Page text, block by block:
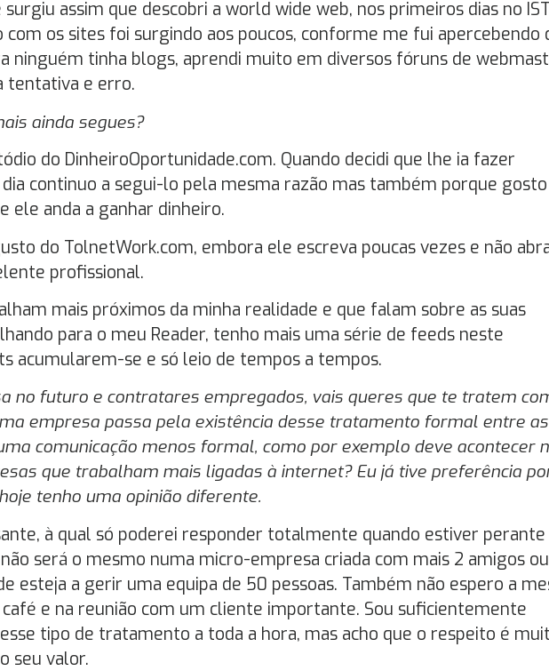
assim que descobri a world wide web, nos primeiros dias no
com os sites foi surgindo aos poucos, conforme me fui apercebendo
ninguém tinha blogs, aprendi muito em diversos fóruns de
tentativa e erro.
ainda segues?
do DinheiroOportunidade.com. Quando decidi que lhe ia fazer
continuo a segui-lo pela mesma razão mas também porque
ele anda a ganhar dinheiro.
do TolnetWork.com, embora ele escreva poucas vezes e não
profissional.
mais próximos da minha realidade e que falam sobre as suas
para o meu Reader, tenho mais uma série de feeds neste
acumularem-se e só leio de tempos a tempos.
no futuro e contratares empregados, vais queres que te tratem
empresa passa pela existência desse tratamento formal entre as
comunicação menos formal, como por exemplo deve acontecer
que trabalham mais ligadas à internet? Eu já tive preferência
tenho uma opinião diferente.
à qual só poderei responder totalmente quando estiver perante
será o mesmo numa micro-empresa criada com mais 2 amigos ou
esteja a gerir uma equipa de 50 pessoas. Também não espero a
e na reunião com um cliente importante. Sou suficientemente
tipo de tratamento a toda a hora, mas acho que o respeito é
seu valor.